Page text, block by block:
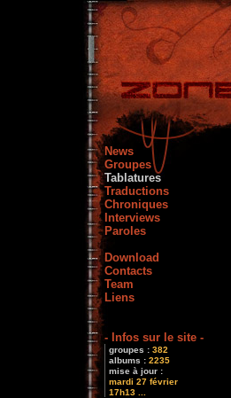
News
Groupes
Tablatures
Traductions
Chroniques
Interviews
Paroles
Download
Contacts
Team
Liens
- Infos sur le site -
groupes : 382
albums : 2235
mise à jour :
mardi 27 février
17h13 ...